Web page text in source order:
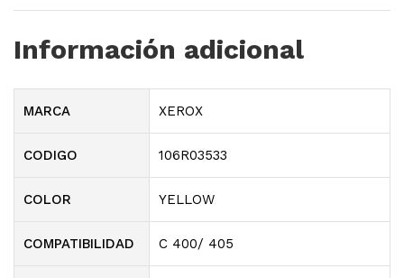
Información adicional
MARCA XEROX
CODIGO 106R03533
COLOR YELLOW
COMPATIBILIDAD C 400/ 405